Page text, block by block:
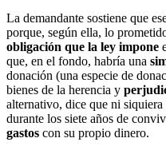
La demandante sostiene que
porque, según ella, lo
obligación que la ley impone
que, en el fondo, habría una
donación (una especie de
bienes de la herencia y
alternativo, dice que ni
durante los siete años de
gastos con su propio dinero.